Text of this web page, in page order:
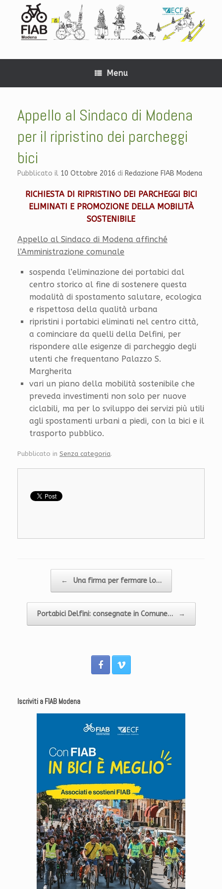
Menu
Appello al Sindaco di Modena
per il ripristino dei parcheggi
bici
Pubblicato il 10 Ottobre 2016 di Redazione FIAB Modena
RICHIESTA DI RIPRISTINO DEI PARCHEGGI BICI
ELIMINATI E PROMOZIONE DELLA MOBILITÀ
SOSTENIBILE
Appello al Sindaco di Modena affinché
l’Amministrazione comunale
sospenda l’eliminazione dei portabici dal
centro storico al fine di sostenere questa
modalità di spostamento salutare, ecologica
e rispettosa della qualità urbana
ripristini i portabici eliminati nel centro città,
a cominciare da quelli della Delfini, per
rispondere alle esigenze di parcheggio degli
utenti che frequentano Palazzo S.
Margherita
vari un piano della mobilità sostenibile che
preveda investimenti non solo per nuove
ciclabili, ma per lo sviluppo dei servizi più utili
agli spostamenti urbani a piedi, con la bici e il
trasporto pubblico.
Pubblicato in Senza categoria.
←
Una firma per fermare lo…
Portabici Delfini: consegnate in Comune… →
Iscriviti a FIAB Modena